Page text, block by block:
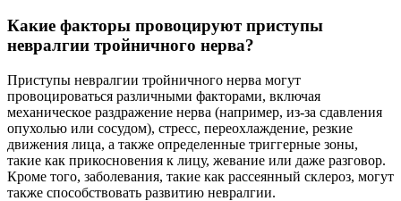
Какие факторы провоцируют приступы
невралгии тройничного нерва?
Приступы невралгии тройничного нерва могут
провоцироваться различными факторами, включая
механическое раздражение нерва (например, из-за сдавления
опухолью или сосудом), стресс, переохлаждение, резкие
движения лица, а также определенные триггерные зоны,
такие как прикосновения к лицу, жевание или даже разговор.
Кроме того, заболевания, такие как рассеянный склероз, могут
также способствовать развитию невралгии.